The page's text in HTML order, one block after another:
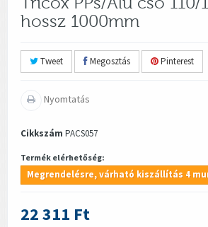
hossz 1000mm
Tweet Megosztás Pinterest
Nyomtatás
Cikkszám PACS057
Termék elérhetőség:
Megrendelésre, várható kiszállítás 4
22 311 Ft